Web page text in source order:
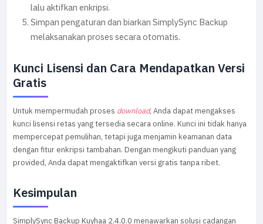
lalu aktifkan enkripsi.
Simpan pengaturan dan biarkan SimplySync Backup
melaksanakan proses secara otomatis.
Kunci Lisensi dan Cara Mendapatkan Versi
Gratis
Untuk mempermudah proses download, Anda dapat mengakses
kunci lisensi retas yang tersedia secara online. Kunci ini tidak hanya
mempercepat pemulihan, tetapi juga menjamin keamanan data
dengan fitur enkripsi tambahan. Dengan mengikuti panduan yang
provided, Anda dapat mengaktifkan versi gratis tanpa ribet.
Kesimpulan
SimplySync Backup Kuyhaa 2.4.0.0 menawarkan solusi cadangan